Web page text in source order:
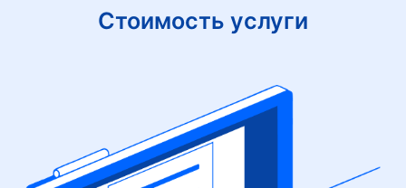
Стоимость услуги